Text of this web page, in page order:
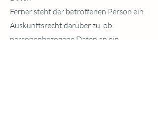
Ferner steht der betroffenen Person ein
Auskunftsrecht darüber zu, ob
personenbezogene Daten an ein